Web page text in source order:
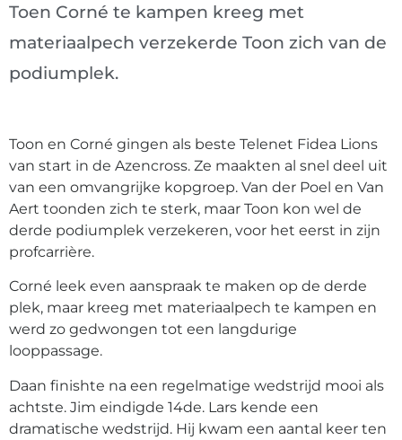
Toen Corné te kampen kreeg met
materiaalpech verzekerde Toon zich van de
podiumplek.
Toon en Corné gingen als beste Telenet Fidea Lions
van start in de Azencross. Ze maakten al snel deel uit
van een omvangrijke kopgroep. Van der Poel en Van
Aert toonden zich te sterk, maar Toon kon wel de
derde podiumplek verzekeren, voor het eerst in zijn
profcarrière.
Corné leek even aanspraak te maken op de derde
plek, maar kreeg met materiaalpech te kampen en
werd zo gedwongen tot een langdurige
looppassage.
Daan finishte na een regelmatige wedstrijd mooi als
achtste. Jim eindigde 14de. Lars kende een
dramatische wedstrijd. Hij kwam een aantal keer ten